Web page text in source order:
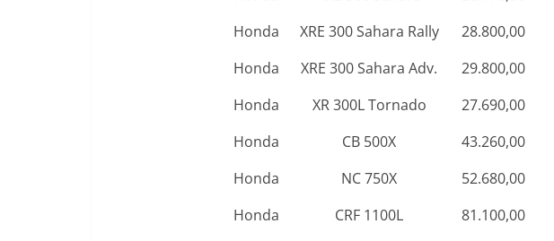
Honda
XRE 300 Sahara Rally 28.800,00
Honda
XRE 300 Sahara Adv. 29.800,00
Honda
XR 300L Tornado 27.690,00
Honda
CB 500X 43.260,00
Honda
NC 750X 52.680,00
Honda
CRF 1100L 81.100,00